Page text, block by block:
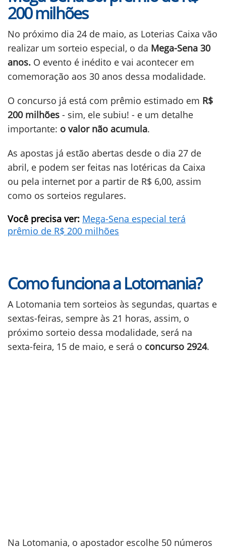
200 milhões
No próximo dia 24 de maio, as Loterias Caixa vão
realizar um sorteio especial, o da Mega-Sena 30
anos. O evento é inédito e vai acontecer em
comemoração aos 30 anos dessa modalidade.
O concurso já está com prêmio estimado em R$
200 milhões - sim, ele subiu! - e um detalhe
importante: o valor não acumula.
As apostas já estão abertas desde o dia 27 de
abril, e podem ser feitas nas lotéricas da Caixa
ou pela internet por a partir de R$ 6,00, assim
como os sorteios regulares.
Você precisa ver: Mega-Sena especial terá
prêmio de R$ 200 milhões
Como funciona a Lotomania?
A Lotomania tem sorteios às segundas, quartas e
sextas-feiras, sempre às 21 horas, assim, o
próximo sorteio dessa modalidade, será na
sexta-feira, 15 de maio, e será o concurso 2924.
Na Lotomania, o apostador escolhe 50 números